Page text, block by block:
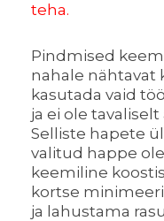
teha.
Pindmised
nahale nähtavat
kasutada vaid
ja ei ole tavaliselt
Selliste hapete
valitud happe
keemiline
kortse
ja lahustama